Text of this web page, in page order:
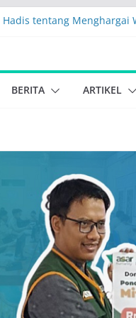
Hadis tentang Menghargai
Kumpulan hadist kultum
BERITA ARTIKEL